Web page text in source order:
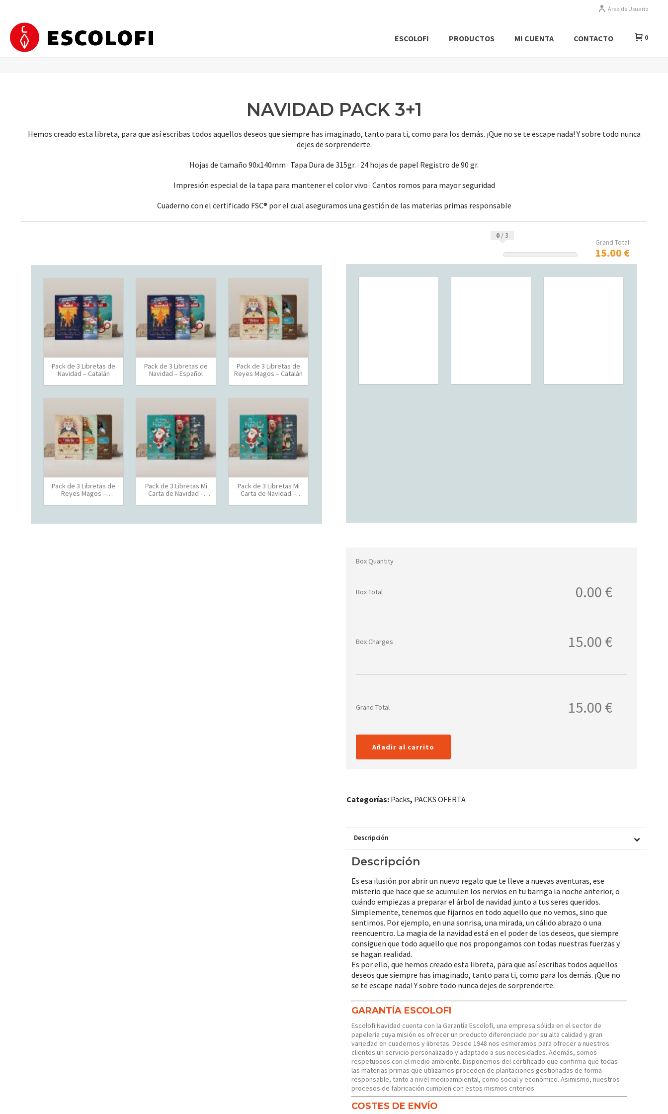
Área de Usuario
ESCOLOFI PRODUCTOS MI CUENTA CONTACTO 0
NAVIDAD PACK 3+1
Hemos creado esta libreta, para que así escribas todos aquellos deseos que siempre has imaginado, tanto para ti, como para los demás. ¡Que no se te escape nada! Y sobre todo nunca
dejes de sorprenderte.
Hojas de tamaño 90x140mm · Tapa Dura de 315gr. · 24 hojas de papel Registro de 90 gr.
Impresión especial de la tapa para mantener el color vivo · Cantos romos para mayor seguridad
Cuaderno con el certificado FSC® por el cual aseguramos una gestión de las materias primas responsable
0 /3
Grand Total
15.00 €
Pack de 3 Libretas de
Navidad – Catalán
Pack de 3 Libretas de
Navidad – Español
Pack de 3 Libretas de
Reyes Magos – Catalán
Pack de 3 Libretas de
Reyes Magos –
Pack de 3 Libretas Mi
Carta de Navidad –
Pack de 3 Libretas Mi
Carta de Navidad –
Box Quantity
Box Total 0.00 €
Box Charges 15.00 €
Grand Total 15.00 €
Añadir al carrito
Categorías: Packs, PACKS OFERTA
Descripción
Descripción
Es esa ilusión por abrir un nuevo regalo que te lleve a nuevas aventuras, ese
misterio que hace que se acumulen los nervios en tu barriga la noche anterior, o
cuándo empiezas a preparar el árbol de navidad junto a tus seres queridos.
Simplemente, tenemos que fijarnos en todo aquello que no vemos, sino que
sentimos. Por ejemplo, en una sonrisa, una mirada, un cálido abrazo o una
reencuentro. La magia de la navidad está en el poder de los deseos, que siempre
consiguen que todo aquello que nos propongamos con todas nuestras fuerzas y
se hagan realidad.
Es por ello, que hemos creado esta libreta, para que así escribas todos aquellos
deseos que siempre has imaginado, tanto para ti, como para los demás. ¡Que no
se te escape nada! Y sobre todo nunca dejes de sorprenderte.
GARANTÍA ESCOLOFI
Escolofi Navidad cuenta con la Garantía Escolofi, una empresa sólida en el sector de
papelería cuya misión es ofrecer un producto diferenciado por su alta calidad y gran
variedad en cuadernos y libretas. Desde 1948 nos esmeramos para ofrecer a nuestros
clientes un servicio personalizado y adaptado a sus necesidades. Además, somos
respetuosos con el medio ambiente. Disponemos del certificado que confirma que todas
las materias primas que utilizamos proceden de plantaciones gestionadas de forma
responsable, tanto a nivel medioambiental, como social y económico. Asimismo, nuestros
procesos de fabricación cumplen con estos mismos criterios.
COSTES DE ENVÍO